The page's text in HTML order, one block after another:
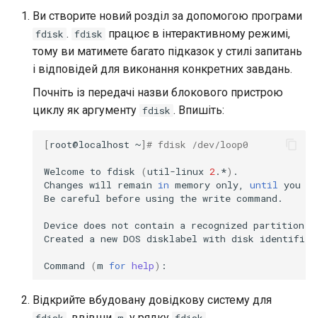
Ви створите новий розділ за допомогою програми
fdisk . fdisk працює в інтерактивному режимі,
тому ви матимете багато підказок у стилі запитань
і відповідей для виконання конкретних завдань.
Почніть із передачі назви блокового пристрою
циклу як аргументу fdisk . Впишіть:
[root@localhost ~]# fdisk /dev/loop0
Welcome to fdisk (util-linux 2 .*) .
Changes will remain in memory only, until you
Be careful before using the write command.
Device does not contain a recognized partition
Created a new DOS disklabel with disk identifier
Command (m for help)
Відкрийте вбудовану довідкову систему для